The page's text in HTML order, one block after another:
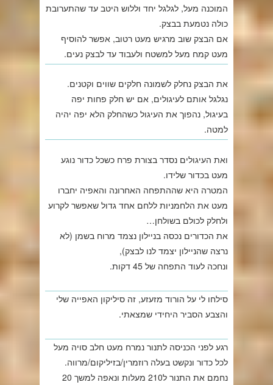
המוכנה מעל, לגלגל יחד וללוש היטב עד שהתערובת
כולה נטמעת בבצק.
אם הבצק שוב מרגיש מעט רטוב, אפשר להוסיף
מעט קמח מעל למשטח ולעבוד עד לבצק נעים.
את הבצק נחלק לשמונה חלקים שווים וקטנים.
נגלגל אותם לעיגולים, אם יש חלק פחות יפה
בעיגול, נהפוך את העיגול כשהחלק הלא יפה יהיה
למטה.
ואת העיגולים נסדר בצורת פרח כשכל כדור נוגע
מעט בכדור שלידו.
המטרה היא שההתפחה האחרונה והאפיה יחברו
מעט את הלחמניות ללחם אחד גדול שאפשר לקרוע
ולחלק לכולם בשולחן…
את הכדורים נכסה בניילון נצמד מרוח בשמן (לא
נרצה שהניילון יצמד לנו לבצק),
ונחכה לעוד התפחה של 45 דקות.
סילחו לי על הורוד מזעזע, זה סיליקון האפייה שלי
והצבע הסביר היחידי שמצאתי.
רגע לפני הכניסה לתנור נמרח מעט חלב סויה מעל
לכל כדור ונקשט בעלה רוזמרין/בזיליקום/מרווה.
נחמם את התנור ל210 מעלות ונאפה למשך 20